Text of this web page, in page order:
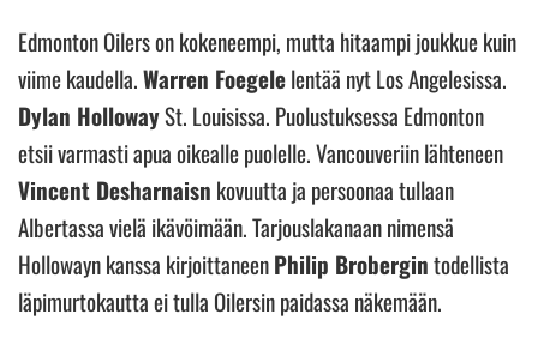
Edmonton Oilers on kokeneempi, mutta hitaampi joukkue kuin
viime kaudella.Warren Foegelelentää nyt Los Angelesissa.
Dylan HollowaySt. Louisissa. Puolustuksessa Edmonton
etsii varmasti apua oikealle puolelle. Vancouveriin lähteneen
Vincent Desharnaisn kovuutta ja persoonaa tullaan
Albertassa vielä ikävöimään. Tarjouslakanaan nimensä
Hollowayn kanssa kirjoittaneenPhilip Brobergintodellista
läpimurtokautta ei tulla Oilersin paidassa näkemään.